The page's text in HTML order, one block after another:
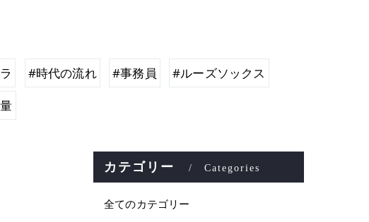
#時代の流れ #事務員
#ルーズソックス
カテゴリー Categories
全てのカテゴリー